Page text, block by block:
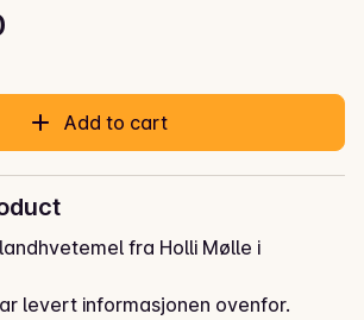
59.40
/kg
Add to cart
fra Holli Mølle i
levert informasjonen ovenfor.